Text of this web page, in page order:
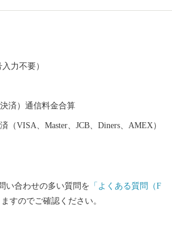
とともに、本市在住の皆様におかれて
いる多くの方々に、前橋市への「ふるさ
の温かい応援を心からお待ちしています。
力不要）
済）通信料金合算
（VISA、Master、JCB、Diners、AMEX）
い合わせの多い質問を 「よくある質問（F
すのでご確認ください。